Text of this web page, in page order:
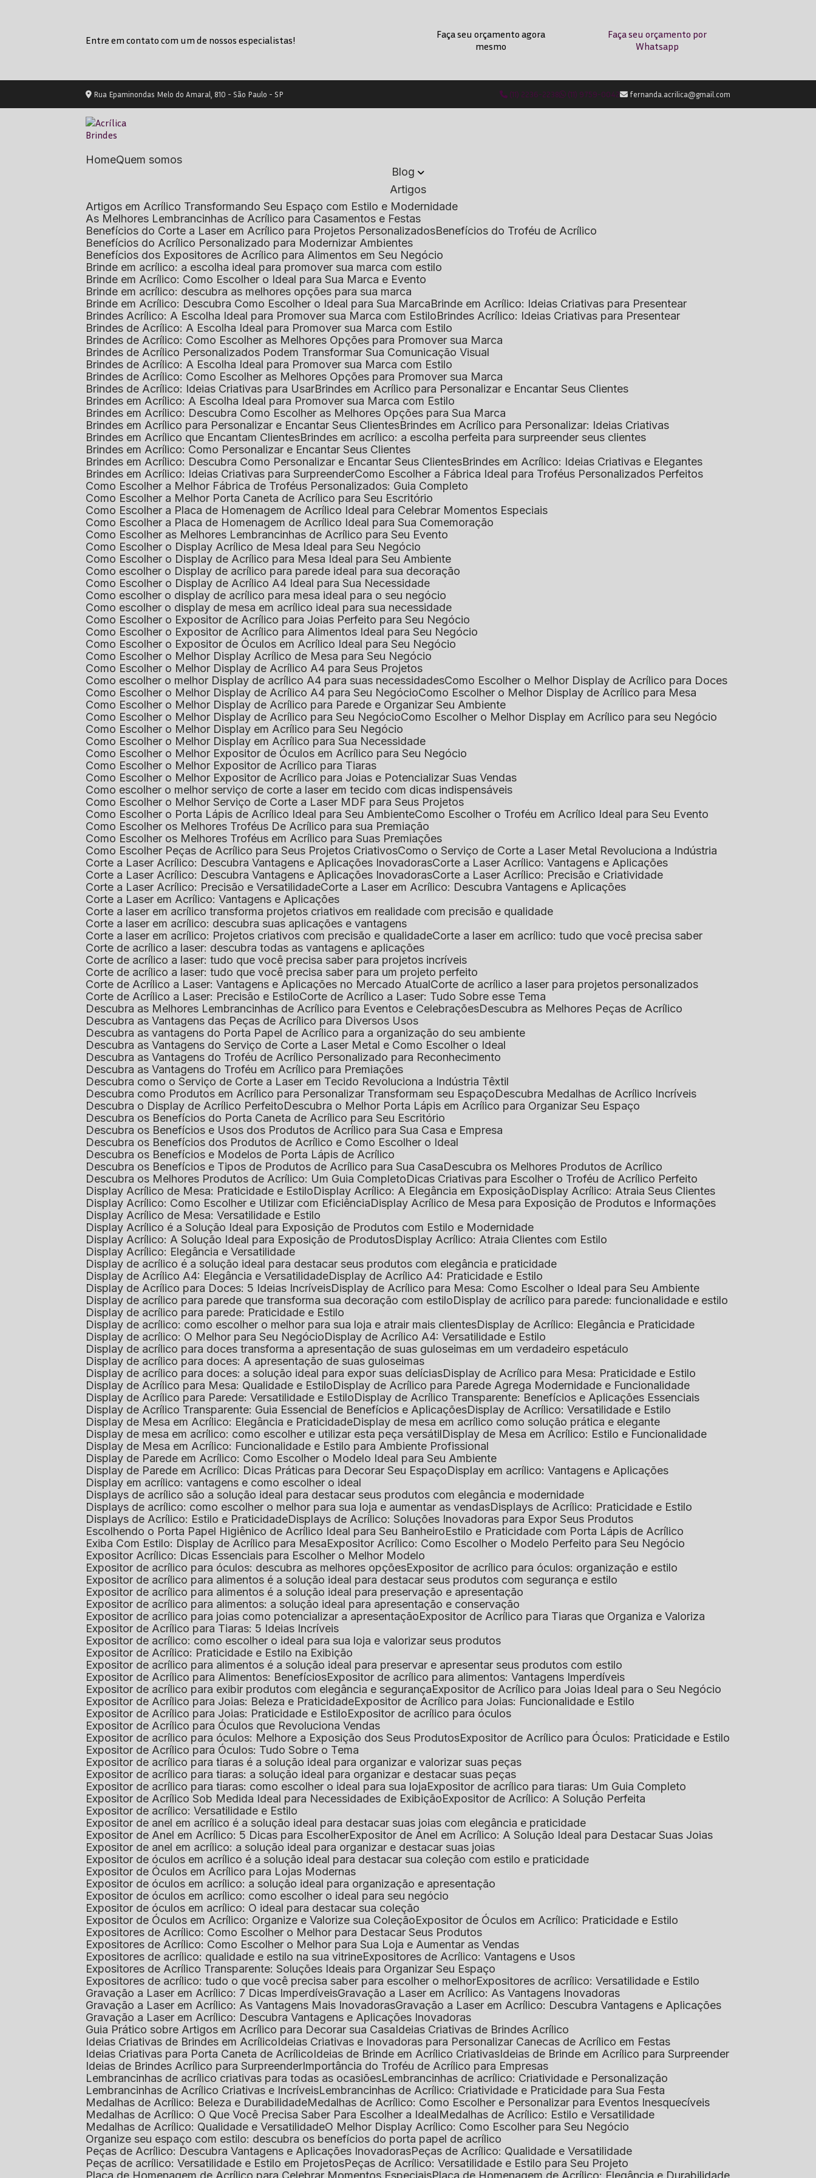
Entre em contato com um de nossos especialistas!
Faça seu orçamento agora
mesmo
Faça seu orçamento por
Whatsapp
Rua Epaminondas Melo do Amaral, 810 - São Paulo - SP (11) 2236-2238 (11) 9759-0042 fernanda.acrilica@gmail.com
Home
Quem somos
Blog
Artigos
Artigos em Acrílico Transformando Seu Espaço com Estilo e Modernidade
As Melhores Lembrancinhas de Acrílico para Casamentos e Festas
Benefícios do Corte a Laser em Acrílico para Projetos Personalizados
Benefícios do Troféu de Acrílico
Benefícios do Acrílico Personalizado para Modernizar Ambientes
Benefícios dos Expositores de Acrílico para Alimentos em Seu Negócio
Brinde em acrílico: a escolha ideal para promover sua marca com estilo
Brinde em Acrílico: Como Escolher o Ideal para Sua Marca e Evento
Brinde em acrílico: descubra as melhores opções para sua marca
Brinde em Acrílico: Descubra Como Escolher o Ideal para Sua Marca
Brinde em Acrílico: Ideias Criativas para Presentear
Brindes Acrílico: A Escolha Ideal para Promover sua Marca com Estilo
Brindes Acrílico: Ideias Criativas para Presentear
Brindes de Acrílico: A Escolha Ideal para Promover sua Marca com Estilo
Brindes de Acrílico: Como Escolher as Melhores Opções para Promover sua Marca
Brindes de Acrílico Personalizados Podem Transformar Sua Comunicação Visual
Brindes de Acrílico: A Escolha Ideal para Promover sua Marca com Estilo
Brindes de Acrílico: Como Escolher as Melhores Opções para Promover sua Marca
Brindes de Acrílico: Ideias Criativas para Usar
Brindes em Acrílico para Personalizar e Encantar Seus Clientes
Brindes em Acrílico: A Escolha Ideal para Promover sua Marca com Estilo
Brindes em Acrílico: Descubra Como Escolher as Melhores Opções para Sua Marca
Brindes em Acrílico para Personalizar e Encantar Seus Clientes
Brindes em Acrílico para Personalizar: Ideias Criativas
Brindes em Acrílico que Encantam Clientes
Brindes em acrílico: a escolha perfeita para surpreender seus clientes
Brindes em Acrílico: Como Personalizar e Encantar Seus Clientes
Brindes em Acrílico: Descubra Como Personalizar e Encantar Seus Clientes
Brindes em Acrílico: Ideias Criativas e Elegantes
Brindes em Acrílico: Ideias Criativas para Surpreender
Como Escolher a Fábrica Ideal para Troféus Personalizados Perfeitos
Como Escolher a Melhor Fábrica de Troféus Personalizados: Guia Completo
Como Escolher a Melhor Porta Caneta de Acrílico para Seu Escritório
Como Escolher a Placa de Homenagem de Acrílico Ideal para Celebrar Momentos Especiais
Como Escolher a Placa de Homenagem de Acrílico Ideal para Sua Comemoração
Como Escolher as Melhores Lembrancinhas de Acrílico para Seu Evento
Como Escolher o Display Acrílico de Mesa Ideal para Seu Negócio
Como Escolher o Display de Acrílico para Mesa Ideal para Seu Ambiente
Como escolher o Display de acrílico para parede ideal para sua decoração
Como Escolher o Display de Acrílico A4 Ideal para Sua Necessidade
Como escolher o display de acrílico para mesa ideal para o seu negócio
Como escolher o display de mesa em acrílico ideal para sua necessidade
Como Escolher o Expositor de Acrílico para Joias Perfeito para Seu Negócio
Como Escolher o Expositor de Acrílico para Alimentos Ideal para Seu Negócio
Como Escolher o Expositor de Óculos em Acrílico Ideal para Seu Negócio
Como Escolher o Melhor Display Acrílico de Mesa para Seu Negócio
Como Escolher o Melhor Display de Acrílico A4 para Seus Projetos
Como escolher o melhor Display de acrílico A4 para suas necessidades
Como Escolher o Melhor Display de Acrílico para Doces
Como Escolher o Melhor Display de Acrílico A4 para Seu Negócio
Como Escolher o Melhor Display de Acrílico para Mesa
Como Escolher o Melhor Display de Acrílico para Parede e Organizar Seu Ambiente
Como Escolher o Melhor Display de Acrílico para Seu Negócio
Como Escolher o Melhor Display em Acrílico para seu Negócio
Como Escolher o Melhor Display em Acrílico para Seu Negócio
Como Escolher o Melhor Display em Acrílico para Sua Necessidade
Como Escolher o Melhor Expositor de Óculos em Acrílico para Seu Negócio
Como Escolher o Melhor Expositor de Acrílico para Tiaras
Como Escolher o Melhor Expositor de Acrílico para Joias e Potencializar Suas Vendas
Como escolher o melhor serviço de corte a laser em tecido com dicas indispensáveis
Como Escolher o Melhor Serviço de Corte a Laser MDF para Seus Projetos
Como Escolher o Porta Lápis de Acrílico Ideal para Seu Ambiente
Como Escolher o Troféu em Acrílico Ideal para Seu Evento
Como Escolher os Melhores Troféus De Acrílico para sua Premiação
Como Escolher os Melhores Troféus em Acrílico para Suas Premiações
Como Escolher Peças de Acrílico para Seus Projetos Criativos
Como o Serviço de Corte a Laser Metal Revoluciona a Indústria
Corte a Laser Acrílico: Descubra Vantagens e Aplicações Inovadoras
Corte a Laser Acrílico: Vantagens e Aplicações
Corte a Laser Acrílico: Descubra Vantagens e Aplicações Inovadoras
Corte a Laser Acrílico: Precisão e Criatividade
Corte a Laser Acrílico: Precisão e Versatilidade
Corte a Laser em Acrílico: Descubra Vantagens e Aplicações
Corte a Laser em Acrílico: Vantagens e Aplicações
Corte a laser em acrílico transforma projetos criativos em realidade com precisão e qualidade
Corte a laser em acrílico: descubra suas aplicações e vantagens
Corte a laser em acrílico: Projetos criativos com precisão e qualidade
Corte a laser em acrílico: tudo que você precisa saber
Corte de acrílico a laser: descubra todas as vantagens e aplicações
Corte de acrílico a laser: tudo que você precisa saber para projetos incríveis
Corte de acrílico a laser: tudo que você precisa saber para um projeto perfeito
Corte de Acrílico a Laser: Vantagens e Aplicações no Mercado Atual
Corte de acrílico a laser para projetos personalizados
Corte de Acrílico a Laser: Precisão e Estilo
Corte de Acrílico a Laser: Tudo Sobre esse Tema
Descubra as Melhores Lembrancinhas de Acrílico para Eventos e Celebrações
Descubra as Melhores Peças de Acrílico
Descubra as Vantagens das Peças de Acrílico para Diversos Usos
Descubra as vantagens do Porta Papel de Acrílico para a organização do seu ambiente
Descubra as Vantagens do Serviço de Corte a Laser Metal e Como Escolher o Ideal
Descubra as Vantagens do Troféu de Acrílico Personalizado para Reconhecimento
Descubra as Vantagens do Troféu em Acrílico para Premiações
Descubra como o Serviço de Corte a Laser em Tecido Revoluciona a Indústria Têxtil
Descubra como Produtos em Acrílico para Personalizar Transformam seu Espaço
Descubra Medalhas de Acrílico Incríveis
Descubra o Display de Acrílico Perfeito
Descubra o Melhor Porta Lápis em Acrílico para Organizar Seu Espaço
Descubra os Benefícios do Porta Caneta de Acrílico para Seu Escritório
Descubra os Benefícios e Usos dos Produtos de Acrílico para Sua Casa e Empresa
Descubra os Benefícios dos Produtos de Acrílico e Como Escolher o Ideal
Descubra os Benefícios e Modelos de Porta Lápis de Acrílico
Descubra os Benefícios e Tipos de Produtos de Acrílico para Sua Casa
Descubra os Melhores Produtos de Acrílico
Descubra os Melhores Produtos de Acrílico: Um Guia Completo
Dicas Criativas para Escolher o Troféu de Acrílico Perfeito
Display Acrílico de Mesa: Praticidade e Estilo
Display Acrílico: A Elegância em Exposição
Display Acrílico: Atraia Seus Clientes
Display Acrílico: Como Escolher e Utilizar com Eficiência
Display Acrílico de Mesa para Exposição de Produtos e Informações
Display Acrílico de Mesa: Versatilidade e Estilo
Display Acrílico é a Solução Ideal para Exposição de Produtos com Estilo e Modernidade
Display Acrílico: A Solução Ideal para Exposição de Produtos
Display Acrílico: Atraia Clientes com Estilo
Display Acrílico: Elegância e Versatilidade
Display de acrílico é a solução ideal para destacar seus produtos com elegância e praticidade
Display de Acrílico A4: Elegância e Versatilidade
Display de Acrílico A4: Praticidade e Estilo
Display de Acrílico para Doces: 5 Ideias Incríveis
Display de Acrílico para Mesa: Como Escolher o Ideal para Seu Ambiente
Display de acrílico para parede que transforma sua decoração com estilo
Display de acrílico para parede: funcionalidade e estilo
Display de acrílico para parede: Praticidade e Estilo
Display de acrílico: como escolher o melhor para sua loja e atrair mais clientes
Display de Acrílico: Elegância e Praticidade
Display de acrílico: O Melhor para Seu Negócio
Display de Acrílico A4: Versatilidade e Estilo
Display de acrílico para doces transforma a apresentação de suas guloseimas em um verdadeiro espetáculo
Display de acrílico para doces: A apresentação de suas guloseimas
Display de acrílico para doces: a solução ideal para expor suas delícias
Display de Acrílico para Mesa: Praticidade e Estilo
Display de Acrílico para Mesa: Qualidade e Estilo
Display de Acrílico para Parede Agrega Modernidade e Funcionalidade
Display de Acrílico para Parede: Versatilidade e Estilo
Display de Acrílico Transparente: Benefícios e Aplicações Essenciais
Display de Acrílico Transparente: Guia Essencial de Benefícios e Aplicações
Display de Acrílico: Versatilidade e Estilo
Display de Mesa em Acrílico: Elegância e Praticidade
Display de mesa em acrílico como solução prática e elegante
Display de mesa em acrílico: como escolher e utilizar esta peça versátil
Display de Mesa em Acrílico: Estilo e Funcionalidade
Display de Mesa em Acrílico: Funcionalidade e Estilo para Ambiente Profissional
Display de Parede em Acrílico: Como Escolher o Modelo Ideal para Seu Ambiente
Display de Parede em Acrílico: Dicas Práticas para Decorar Seu Espaço
Display em acrílico: Vantagens e Aplicações
Display em acrílico: vantagens e como escolher o ideal
Displays de acrílico são a solução ideal para destacar seus produtos com elegância e modernidade
Displays de acrílico: como escolher o melhor para sua loja e aumentar as vendas
Displays de Acrílico: Praticidade e Estilo
Displays de Acrílico: Estilo e Praticidade
Displays de Acrílico: Soluções Inovadoras para Expor Seus Produtos
Escolhendo o Porta Papel Higiênico de Acrílico Ideal para Seu Banheiro
Estilo e Praticidade com Porta Lápis de Acrílico
Exiba Com Estilo: Display de Acrílico para Mesa Expositor Acrílico: Como Escolher o Modelo Perfeito para Seu Negócio
Expositor Acrílico: Dicas Essenciais para Escolher o Melhor Modelo
Expositor de acrílico para óculos: descubra as melhores opções Expositor de acrílico para óculos: organização e estilo
Expositor de acrílico para alimentos é a solução ideal para destacar seus produtos com segurança e estilo
Expositor de acrílico para alimentos é a solução ideal para preservação e apresentação
Expositor de acrílico para alimentos: a solução ideal para apresentação e conservação
Expositor de acrílico para joias como potencializar a apresentação Expositor de Acrílico para Tiaras que Organiza e Valoriza
Expositor de Acrílico para Tiaras: 5 Ideias Incríveis
Expositor de acrílico: como escolher o ideal para sua loja e valorizar seus produtos
Expositor de Acrílico: Praticidade e Estilo na Exibição
Expositor de acrílico para alimentos é a solução ideal para preservar e apresentar seus produtos com estilo
Expositor de Acrílico para Alimentos: Benefícios Expositor de acrílico para alimentos: Vantagens Imperdíveis
Expositor de acrílico para exibir produtos com elegância e segurança Expositor de Acrílico para Joias Ideal para o Seu Negócio
Expositor de Acrílico para Joias: Beleza e Praticidade Expositor de Acrílico para Joias: Funcionalidade e Estilo
Expositor de Acrílico para Joias: Praticidade e Estilo Expositor de acrílico para óculos
Expositor de Acrílico para Óculos que Revoluciona Vendas
Expositor de acrílico para óculos: Melhore a Exposição dos Seus Produtos Expositor de Acrílico para Óculos: Praticidade e Estilo
Expositor de Acrílico para Óculos: Tudo Sobre o Tema
Expositor de acrílico para tiaras é a solução ideal para organizar e valorizar suas peças
Expositor de acrílico para tiaras: a solução ideal para organizar e destacar suas peças
Expositor de acrílico para tiaras: como escolher o ideal para sua loja Expositor de acrílico para tiaras: Um Guia Completo
Expositor de Acrílico Sob Medida Ideal para Necessidades de Exibição Expositor de Acrílico: A Solução Perfeita
Expositor de acrílico: Versatilidade e Estilo
Expositor de anel em acrílico é a solução ideal para destacar suas joias com elegância e praticidade
Expositor de Anel em Acrílico: 5 Dicas para Escolher Expositor de Anel em Acrílico: A Solução Ideal para Destacar Suas Joias
Expositor de anel em acrílico: a solução ideal para organizar e destacar suas joias
Expositor de óculos em acrílico é a solução ideal para destacar sua coleção com estilo e praticidade
Expositor de Óculos em Acrílico para Lojas Modernas
Expositor de óculos em acrílico: a solução ideal para organização e apresentação
Expositor de óculos em acrílico: como escolher o ideal para seu negócio
Expositor de óculos em acrílico: O ideal para destacar sua coleção
Expositor de Óculos em Acrílico: Organize e Valorize sua Coleção Expositor de Óculos em Acrílico: Praticidade e Estilo
Expositores de Acrílico: Como Escolher o Melhor para Destacar Seus Produtos
Expositores de Acrílico: Como Escolher o Melhor para Sua Loja e Aumentar as Vendas
Expositores de acrílico: qualidade e estilo na sua vitrine Expositores de Acrílico: Vantagens e Usos
Expositores de Acrílico Transparente: Soluções Ideais para Organizar Seu Espaço
Expositores de acrílico: tudo o que você precisa saber para escolher o melhor Expositores de acrílico: Versatilidade e Estilo
Gravação a Laser em Acrílico: 7 Dicas Imperdíveis
Gravação a Laser em Acrílico: As Vantagens Inovadoras
Gravação a Laser em Acrílico: As Vantagens Mais Inovadoras
Gravação a Laser em Acrílico: Descubra Vantagens e Aplicações
Gravação a Laser em Acrílico: Descubra Vantagens e Aplicações Inovadoras
Guia Prático sobre Artigos em Acrílico para Decorar sua Casa Ideias Criativas de Brindes Acrílico
Ideias Criativas de Brindes em Acrílico Ideias Criativas e Inovadoras para Personalizar Canecas de Acrílico em Festas
Ideias Criativas para Porta Caneta de Acrílico Ideias de Brinde em Acrílico Criativas Ideias de Brinde em Acrílico para Surpreender
Ideias de Brindes Acrílico para Surpreender Importância do Troféu de Acrílico para Empresas
Lembrancinhas de acrílico criativas para todas as ocasiões Lembrancinhas de acrílico: Criatividade e Personalização
Lembrancinhas de Acrílico Criativas e Incríveis Lembrancinhas de Acrílico: Criatividade e Praticidade para Sua Festa
Medalhas de Acrílico: Beleza e Durabilidade
Medalhas de Acrílico: Como Escolher e Personalizar para Eventos Inesquecíveis
Medalhas de Acrílico: O Que Você Precisa Saber Para Escolher a Ideal
Medalhas de Acrílico: Estilo e Versatilidade
Medalhas de Acrílico: Qualidade e Versatilidade
O Melhor Display Acrílico: Como Escolher para Seu Negócio
Organize seu espaço com estilo: descubra os benefícios do porta papel de acrílico
Peças de Acrílico: Descubra Vantagens e Aplicações Inovadoras
Peças de Acrílico: Qualidade e Versatilidade
Peças de acrílico: Versatilidade e Estilo em Projetos
Peças de Acrílico: Versatilidade e Estilo para Seu Projeto
Placa de Homenagem de Acrílico para Celebrar Momentos Especiais
Placa de Homenagem de Acrílico: Elegância e Durabilidade